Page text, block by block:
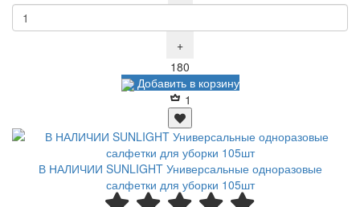
+
180
Добавить в корзину
1
В НАЛИЧИИ SUNLIGHT Универсальные одноразовые
салфетки для уборки 105шт